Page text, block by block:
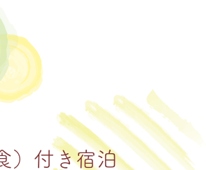
）付き宿泊